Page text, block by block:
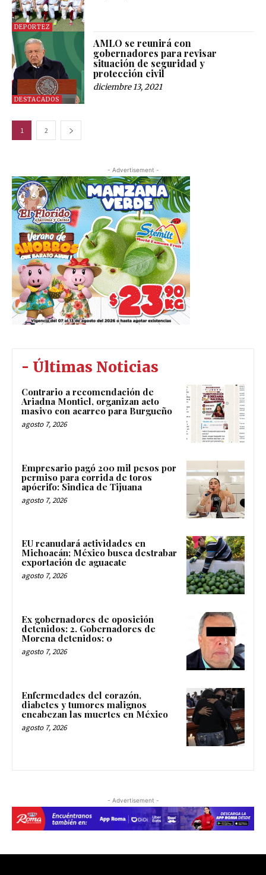
DEPORTEZ
DESTACADOS
AMLO se reunirá con
gobernadores para revisar
situación de seguridad y
protección civil
diciembre 13, 2021
1 2
- Advertisement -
- Últimas Noticias
Contrario a recomendación de
Ariadna Montiel, organizan acto
masivo con acarreo para Burgueño
agosto 7, 2026
Empresario pagó 200 mil pesos por
permiso para corrida de toros
apócrifo: Sindica de Tijuana
agosto 7, 2026
EU reanudará actividades en
Michoacán; México busca destrabar
exportación de aguacate
agosto 7, 2026
Ex gobernadores de oposición
detenidos: 2. Gobernadores de
Morena detenidos: 0
agosto 7, 2026
Enfermedades del corazón,
diabetes y tumores malignos
encabezan las muertes en México
agosto 7, 2026
- Advertisement -